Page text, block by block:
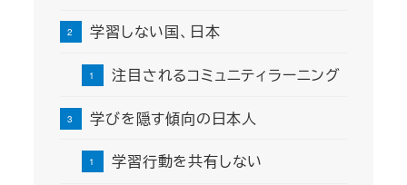
学習しない国、日本
注目されるコミュニティラーニング
学びを隠す傾向の日本人
学習行動を共有しない